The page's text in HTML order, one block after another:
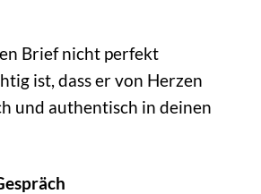
Brief nicht perfekt
ist, dass er von Herzen
und authentisch in deinen